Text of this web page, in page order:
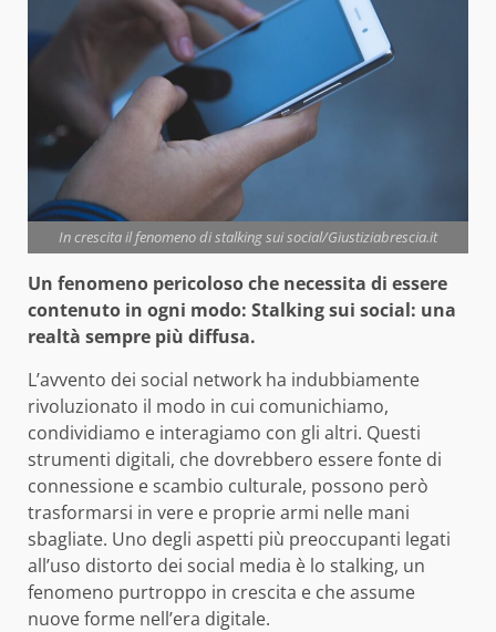
In crescita il fenomeno di stalking sui social/Giustiziabrescia.it
Un fenomeno pericoloso che necessita di essere
contenuto in ogni modo: Stalking sui social: una
realtà sempre più diffusa.
L’avvento dei social network ha indubbiamente
rivoluzionato il modo in cui comunichiamo,
condividiamo e interagiamo con gli altri. Questi
strumenti digitali, che dovrebbero essere fonte di
connessione e scambio culturale, possono però
trasformarsi in vere e proprie armi nelle mani
sbagliate. Uno degli aspetti più preoccupanti legati
all’uso distorto dei social media è lo stalking, un
fenomeno purtroppo in crescita e che assume
nuove forme nell’era digitale.